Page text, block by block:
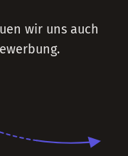
wir uns auch